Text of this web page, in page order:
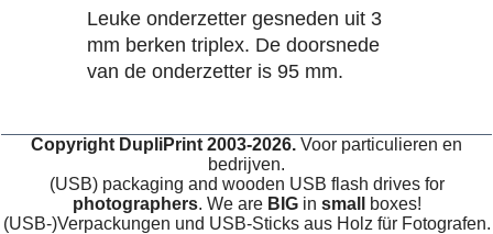
Leuke onderzetter gesneden uit 3
mm berken triplex. De doorsnede
van de onderzetter is 95 mm.
Copyright DupliPrint 2003-2026. Voor particulieren en
bedrijven.
(USB) packaging and wooden USB flash drives for
photographers. We are BIGin small
boxes!
(USB-)Verpackungen und USB-Sticks aus Holz für Fotografen.